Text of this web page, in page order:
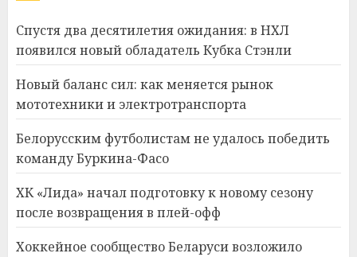
Спустя два десятилетия ожидания: в НХЛ
появился новый обладатель Кубка Стэнли
Новый баланс сил: как меняется рынок
мототехники и электротранспорта
Белорусским футболистам не удалось победить
команду Буркина-Фасо
ХК «Лида» начал подготовку к новому сезону
после возвращения в плей-офф
Хоккейное сообщество Беларуси возложило